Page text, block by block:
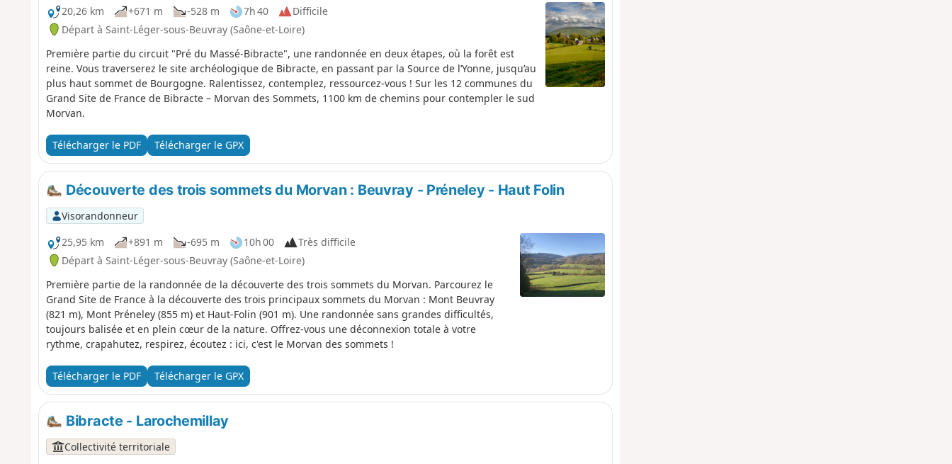
20,26 km
+671 m -528 m 7h 40
Difficile
Départ à Saint-Léger-sous-Beuvray (Saône-et-Loire)
Première partie du circuit "Pré du Massé-Bibracte", une randonnée en deux étapes, où la forêt est
reine. Vous traverserez le site archéologique de Bibracte, en passant par la Source de l’Yonne, jusqu’au
plus haut sommet de Bourgogne. Ralentissez, contemplez, ressourcez-vous ! Sur les 12 communes du
Grand Site de France de Bibracte – Morvan des Sommets, 1100 km de chemins pour contempler le sud
Morvan.
Télécharger le PDF Télécharger le GPX
Découverte des trois sommets du Morvan : Beuvray - Préneley - Haut Folin
Visorandonneur
25,95 km
+891 m -695 m 10h 00
Très difficile
Départ à Saint-Léger-sous-Beuvray (Saône-et-Loire)
Première partie de la randonnée de la découverte des trois sommets du Morvan. Parcourez le
Grand Site de France à la découverte des trois principaux sommets du Morvan : Mont Beuvray
(821 m), Mont Préneley (855 m) et Haut-Folin (901 m). Une randonnée sans grandes difficultés,
toujours balisée et en plein cœur de la nature. Offrez-vous une déconnexion totale à votre
rythme, crapahutez, respirez, écoutez : ici, c'est le Morvan des sommets !
Télécharger le PDF Télécharger le GPX
Bibracte - Larochemillay
Collectivité territoriale